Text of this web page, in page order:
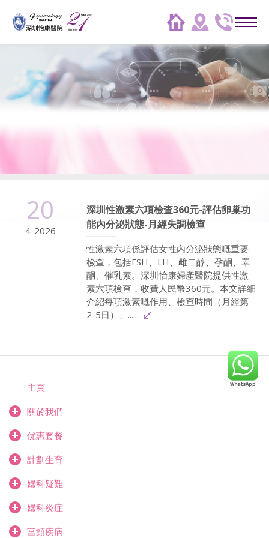
20
4-2026
深圳性激素六項檢查360元-評估卵巢功
能內分泌狀態-月經失調檢查
性激素六項係評估女性內分泌狀態嘅重要
檢查，包括FSH、LH、雌二醇、孕酮、睪
酮、催乳素。深圳怡康婦產醫院提供性激
素六項檢查，收費人民幣360元。本文詳細
介紹每項激素嘅作用、檢查時間（月經第
2-5日）、......
主頁
關於我們
优惠套餐
計劃生育
婦科疑難
婦科炎症
宮頸疾病